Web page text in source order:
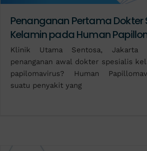
Penanganan Pertama Dokter
Kelamin pada Human
Klinik Utama Sentosa, Jakarta
penanganan awal dokter spesialis
papilomavirus? Human
suatu penyakit yang